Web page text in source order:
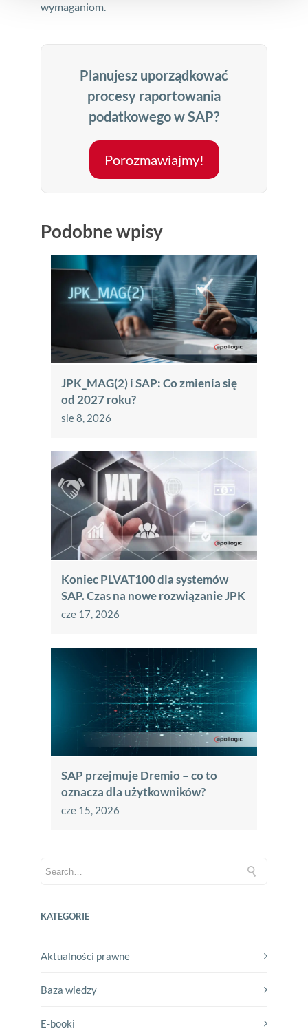
wymaganiom.
Planujesz uporządkować
procesy raportowania
podatkowego w SAP?
Porozmawiajmy!
Podobne wpisy
JPK_MAG(2) i SAP: Co zmienia się
od 2027 roku?
sie 8, 2026
Koniec PLVAT100 dla systemów
SAP. Czas na nowe rozwiązanie JPK
cze 17, 2026
SAP przejmuje Dremio – co to
oznacza dla użytkowników?
cze 15, 2026
KATEGORIE
Aktualności prawne
Baza wiedzy
E-booki